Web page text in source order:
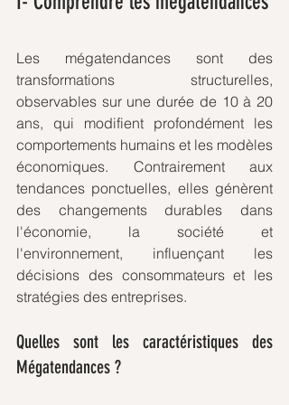
Les mégatendances sont des
transformations structurelles,
observables sur une durée de 10 à 20
ans, qui modifient profondément les
comportements humains et les modèles
économiques. Contrairement aux
tendances ponctuelles, elles génèrent
des changements durables dans
l'économie, la société et
l'environnement, influençant les
décisions des consommateurs et les
stratégies des entreprises.
Quelles sont les caractéristiques des
Mégatendances ?